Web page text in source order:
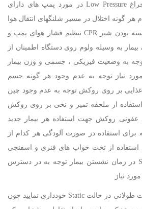
آن اطمینان از خاموشی چراغ Low Pressure در مورد پمپ های دارای
هر گونه اختلال در مسیر شلنگهای انتقال هوا
از پمپ به تشک بررسی بسته بودن شیر CPR تنظیم فشار هوای پمپ و
به وسیله ولوم روی دستگاه اطمینان از
به وضعیت فیزیکی ، جسمی و وزن بیمار
نیاز توجه به عدم وجود هر گونه جسم
غذایی بر روی روکش توجه به عدم وجود چین
از ملحفه تمیز و نخی بر روی روکش
روکش جهت استفاده هر بیمار جدید
برای استفاده در صورت آلودگی هر کدام از
از تخت خواب های فنری و اسفنجی
نرم استفاده از حالت Static در زمان نشستن بیمار توجه به در دسترس
از قرار دادن دستگاه به مدت طولانی در حالت Static خودداری نمایید چون